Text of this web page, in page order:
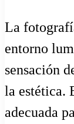
La
entorno
sensación
la estética.
adecuada